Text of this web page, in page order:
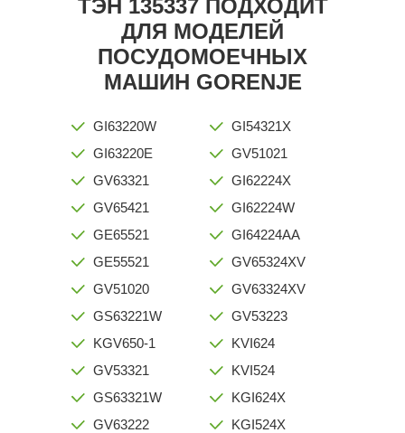
ТЭН 135337 ПОДХОДИТ
ДЛЯ МОДЕЛЕЙ
ПОСУДОМОЕЧНЫХ
МАШИН GORENJE
GI63220W
GI63220E
GV63321
GV65421
GE65521
GE55521
GV51020
GS63221W
KGV650-1
GV53321
GS63321W
GV63222
GI54321X
GV51021
GI62224X
GI62224W
GI64224AA
GV65324XV
GV63324XV
GV53223
KVI624
KVI524
KGI624X
KGI524X